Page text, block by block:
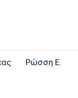
Ρώσση Ε.